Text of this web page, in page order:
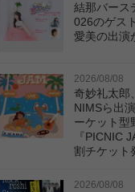
結那バース
026のゲス
愛美の出演
2026/08/08
奇妙礼太郎
NIMSら出
ーケット型
『PICNIC
割チケット
2026/08/08